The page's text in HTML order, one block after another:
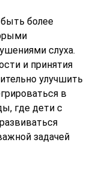
более
слуха.
и принятия
улучшить
в
где дети с
задачей